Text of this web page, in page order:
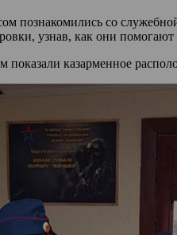
познакомились со
узнав, как они
казарменное